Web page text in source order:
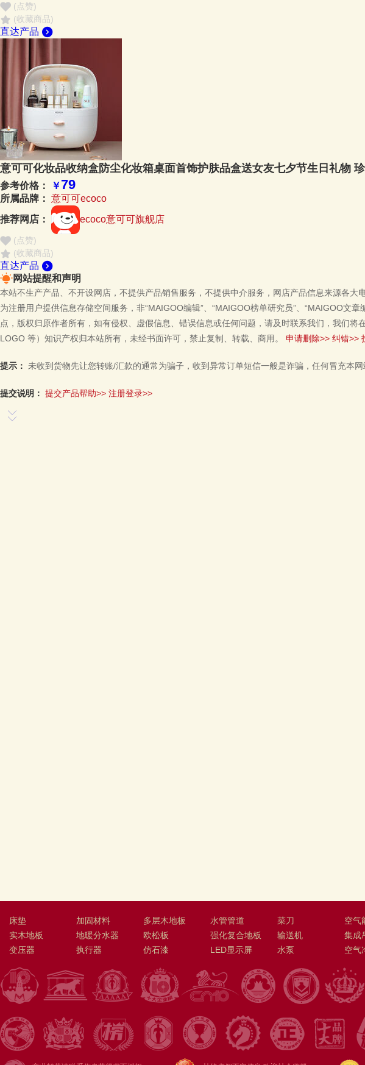
(点赞)
(收藏商品)
直达产品
意可可化妆品收纳盒防尘化妆箱桌面首饰护肤品盒送女友七夕节生日礼物
参考价格： ￥79
所属品牌： 意可可ecoco
推荐网店：
ecoco意可可旗舰店
(点赞)
(收藏商品)
直达产品
网站提醒和声明
本站不生产产品、不开设网店，不提供产品销售服务，不提供中介服务，网店产品信息来源各大
为注册用户提供信息存储空间服务，非“MAIGOO编辑”、“MAIGOO榜单研究员”、“MAIGOO文
点，版权归原作者所有，如有侵权、虚假信息、错误信息或任何问题，请及时联系我们，我们将
LOGO 等）知识产权归本站所有，未经书面许可，禁止复制、转载、商用。
申请删除>> 纠错>>
提示： 未收到货物先让您转账/汇款的通常为骗子，收到异常订单短信一般是诈骗，任何冒充本网
提交说明： 提交产品帮助>> 注册登录>>
床垫 加固材料 多层木地板 水管管道 菜刀 空气
实木地板
地暖分水器 欧松板 强化复合地板 输送机 集成
变压器
执行器 仿石漆 LED显示屏 水泵 空气